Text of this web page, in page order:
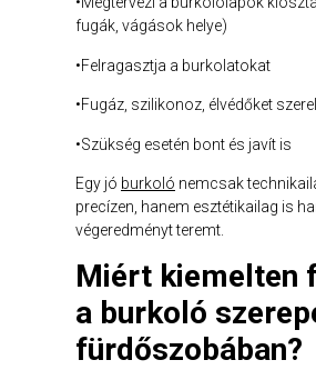
fugák, vágások helye)
•Felragasztja a burkolatokat
•Fugáz, szilikonoz, élvédőket szerel
•Szükség esetén bont és javít is
Egy jó burkoló nemcsak
precízen, hanem esztétikailag is
végeredményt teremt.
Miért kiemelten
a burkoló
fürdőszobában?